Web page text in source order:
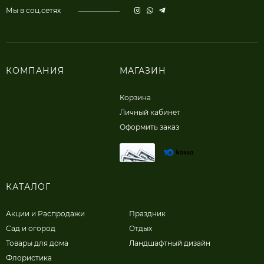
Мы в соц.сетях
КОМПАНИЯ МАГАЗИН
Корзина
Личный кабинет
Оформить заказ
КАТАЛОГ
Акции и Распродажи
Сад и огород
Товары для дома
Флористика
Праздник
Отдых
Ландшафтный дизайн